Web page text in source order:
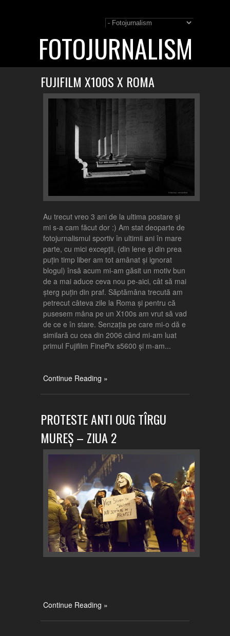
FOTOJURNALISM
FUJIFILM X100S X ROMA
Au trecut vreo 3 ani de la ultima postare și
mi s-a cam făcut dor :) Am stat deoparte de
fotojurnalismul sportiv în ultimii ani în mare
parte, cu mici excepții, (din lene și din prea
puțin timp liber am tot amânat și ignorat
blogul) însă acum mi-am găsit un motiv bun
de a mai aduce ceva nou pe-aici, cât să mai
șterg puțin din praf. Săptămâna trecută am
petrecut câteva zile la Roma și pentru că
pusesem mâna pe un X100s am vrut să vad
de ce e în stare. Senzația pe care mi-o dă e
similară cu cea din 2006 când mi-am luat
primul Fujifilm FinePix s5600 și m-am...
Continue Reading »
PROTESTE ANTI OUG TÎRGU
MUREȘ – ZIUA 2
Continue Reading »